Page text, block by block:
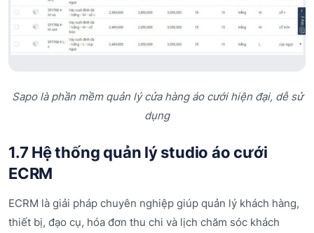
Sapo là phần mềm quản lý cửa hàng áo cưới hiện đại, dễ sử
dụng
1.7 Hệ thống quản lý studio áo cưới
ECRM
ECRM là giải pháp chuyên nghiệp giúp quản lý khách hàng,
thiết bị, đạo cụ, hóa đơn thu chi và lịch chăm sóc khách